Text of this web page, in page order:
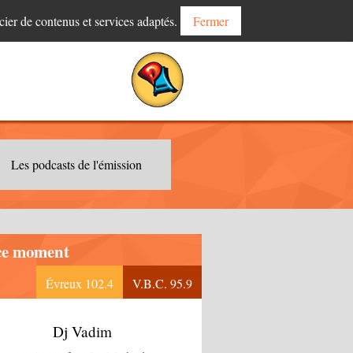
de contenus et services adaptés. Fermer
Les podcasts de l'émission
moment
Évreux 102.4 V.B.C. 95.9
Dj Vadim